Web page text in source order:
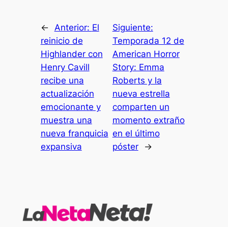
← Anterior: El
reinicio de
Highlander con
Henry Cavill
recibe una
actualización
emocionante y
muestra una
nueva franquicia
expansiva
Siguiente:
Temporada 12 de
American Horror
Story: Emma
Roberts y la
nueva estrella
comparten un
momento extraño
en el último
póster
→